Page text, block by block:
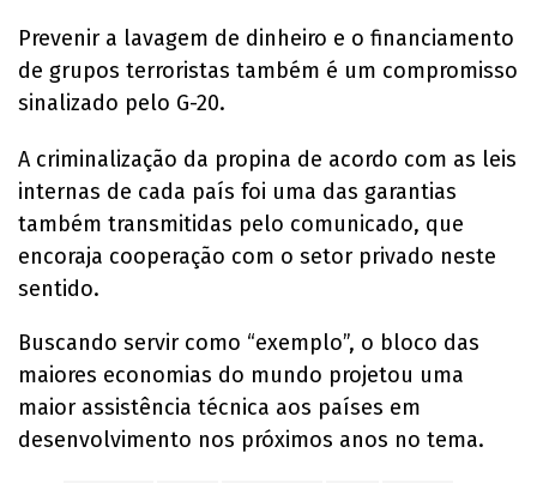
Prevenir a lavagem de dinheiro e o financiamento
de grupos terroristas também é um compromisso
sinalizado pelo G-20.
A criminalização da propina de acordo com as leis
internas de cada país foi uma das garantias
também transmitidas pelo comunicado, que
encoraja cooperação com o setor privado neste
sentido.
Buscando servir como “exemplo”, o bloco das
maiores economias do mundo projetou uma
maior assistência técnica aos países em
desenvolvimento nos próximos anos no tema.